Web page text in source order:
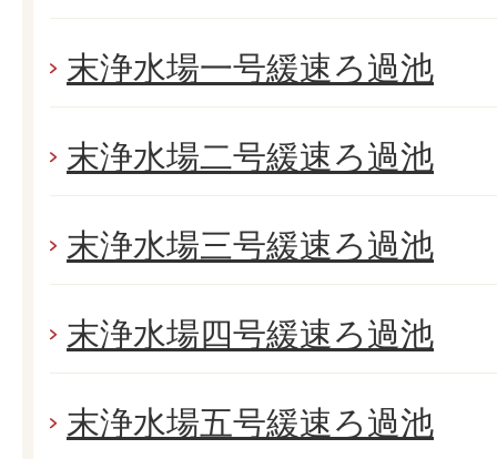
末浄水場一号緩速ろ過池
末浄水場二号緩速ろ過池
末浄水場三号緩速ろ過池
末浄水場四号緩速ろ過池
末浄水場五号緩速ろ過池